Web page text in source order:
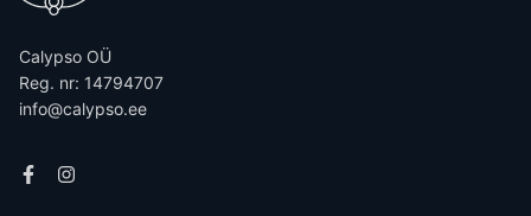
Calypso OÜ
Reg. nr: 14794707
info@calypso.ee